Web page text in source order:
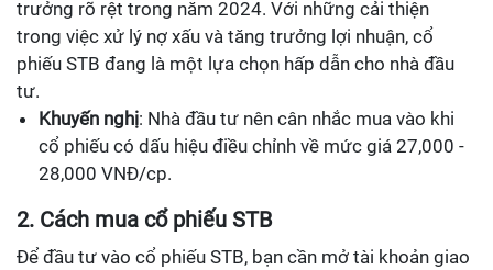
trưởng rõ rệt trong năm 2024. Với những cải thiện
trong việc xử lý nợ xấu và tăng trưởng lợi nhuận, cổ
phiếu STB đang là một lựa chọn hấp dẫn cho nhà đầu
tư.
Khuyến nghị: Nhà đầu tư nên cân nhắc mua vào khi
cổ phiếu có dấu hiệu điều chỉnh về mức giá 27,000 -
28,000 VNĐ/cp.
2. Cách mua cổ phiếu STB
Để đầu tư vào cổ phiếu STB, bạn cần mở tài khoản giao